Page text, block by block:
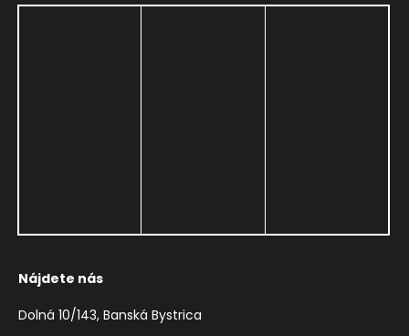
Nájdete nás
Dolná 10/143, Banská Bystrica